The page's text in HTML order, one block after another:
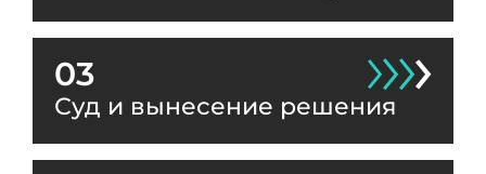
03
Суд и вынесение решения